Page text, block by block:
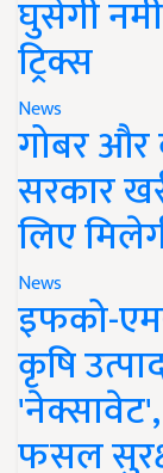
घुसेगी
ट्रिक्स
News
गोबर और
सरकार
लिए
News
इफको-
कृषि
फसल